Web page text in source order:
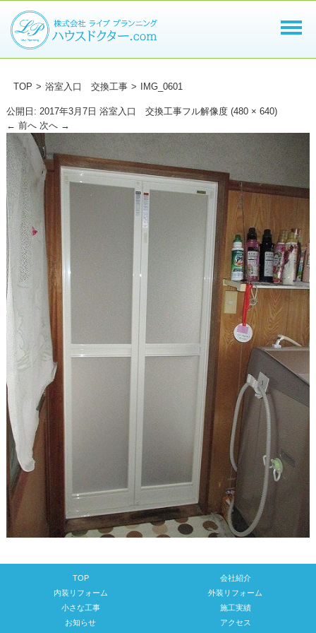
TOP > 浴室入口 交換工事 > IMG_0601
公開日: 2017年3月7日 浴室入口 交換工事フル解像度 (480 × 640)
← 前へ 次へ →
TOP
会社紹介
内装リフォーム
外装リフォーム
小さな工事
施工実績
お知らせ
アクセス